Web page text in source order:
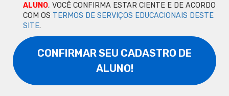
ALUNO, VOCÊ CONFIRMA ESTAR CIENTE E DE ACORDO
COM OS TERMOS DE SERVIÇOS EDUCACIONAIS DESTE
SITE.
CONFIRMAR SEU CADASTRO DE
ALUNO!